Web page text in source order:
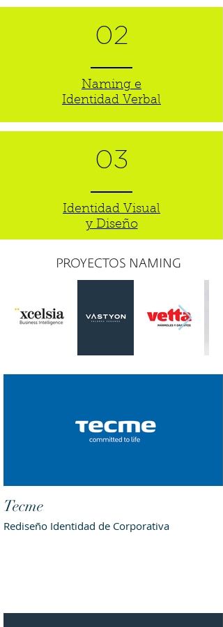
02
Naming e
Identidad Verbal
03
Identidad Visual
y Diseño
PROYECTOS NAMING
Tecme
Rediseño Identidad de Corporativa